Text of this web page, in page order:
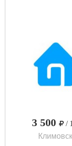
3 500
/
Климовск